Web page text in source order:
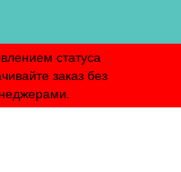
статуса
заказ без